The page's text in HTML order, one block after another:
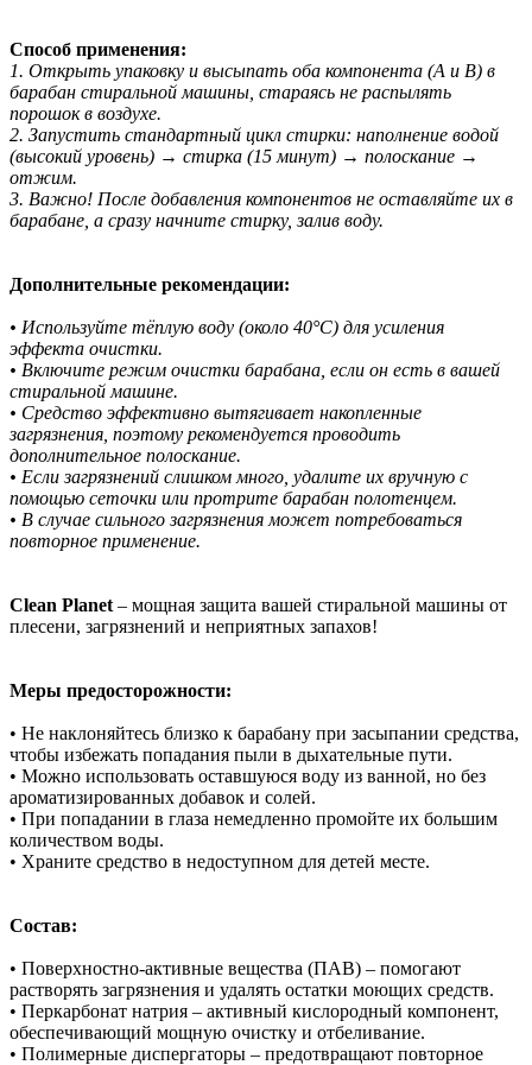
Способ применения:
1️. Открыть упаковку и высыпать оба компонента (А и В) в
барабан стиральной машины, стараясь не распылять
порошок в воздухе.
2️. Запустить стандартный цикл стирки: наполнение водой
(высокий уровень) → стирка (15 минут) → полоскание →
отжим.
3️. Важно! После добавления компонентов не оставляйте их в
барабане, а сразу начните стирку, залив воду.
Дополнительные рекомендации:
• Используйте тёплую воду (около 40°C) для усиления
эффекта очистки.
• Включите режим очистки барабана, если он есть в вашей
стиральной машине.
• Средство эффективно вытягивает накопленные
загрязнения, поэтому рекомендуется проводить
дополнительное полоскание.
• Если загрязнений слишком много, удалите их вручную с
помощью сеточки или протрите барабан полотенцем.
• В случае сильного загрязнения может потребоваться
повторное применение.
Clean Planet – мощная защита вашей стиральной машины от
плесени, загрязнений и неприятных запахов!
Меры предосторожности:
• Не наклоняйтесь близко к барабану при засыпании средства,
чтобы избежать попадания пыли в дыхательные пути.
• Можно использовать оставшуюся воду из ванной, но без
ароматизированных добавок и солей.
• При попадании в глаза немедленно промойте их большим
количеством воды.
• Храните средство в недоступном для детей месте.
Состав:
• Поверхностно-активные вещества (ПАВ) – помогают
растворять загрязнения и удалять остатки моющих средств.
• Перкарбонат натрия – активный кислородный компонент,
обеспечивающий мощную очистку и отбеливание.
• Полимерные диспергаторы – предотвращают повторное